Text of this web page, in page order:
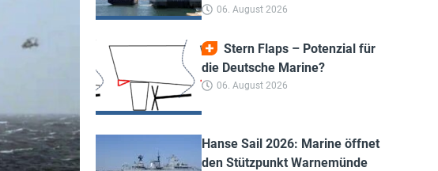
06. August 2026
Stern Flaps – Potenzial für
die Deutsche Marine?
06. August 2026
Hanse Sail 2026: Marine öffnet
den Stützpunkt Warnemünde